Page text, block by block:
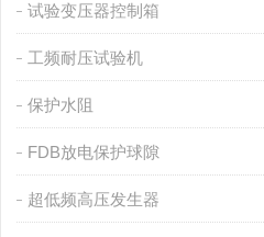
试验变压器控制箱
工频耐压试验机
保护水阻
FDB放电保护球隙
超低频高压发生器